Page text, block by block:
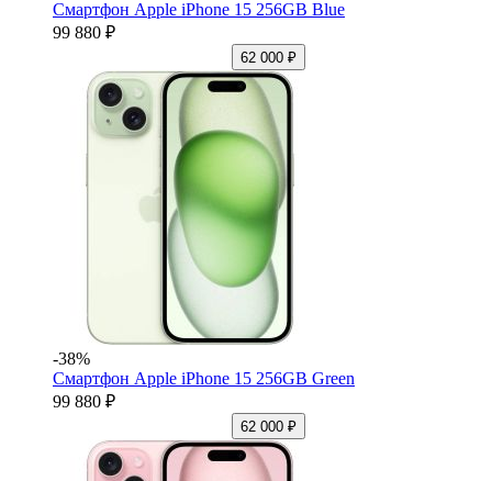
Смартфон Apple iPhone 15 256GB Blue
99 880 ₽
62 000 ₽
-38%
Смартфон Apple iPhone 15 256GB Green
99 880 ₽
62 000 ₽